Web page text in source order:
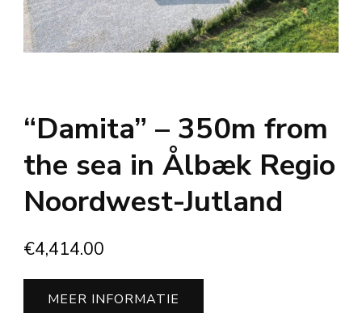
“Damita” – 350m from
the sea in Ålbæk Regio
Noordwest-Jutland
€4,414.00
MEER INFORMATIE